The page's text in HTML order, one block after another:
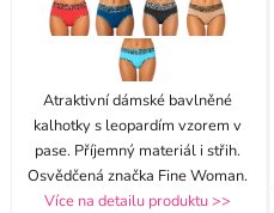
Atraktivní dámské bavlněné
kalhotky s leopardím vzorem v
pase. Příjemný materiál i střih.
Osvědčená značka Fine Woman.
Více na detailu produktu >>